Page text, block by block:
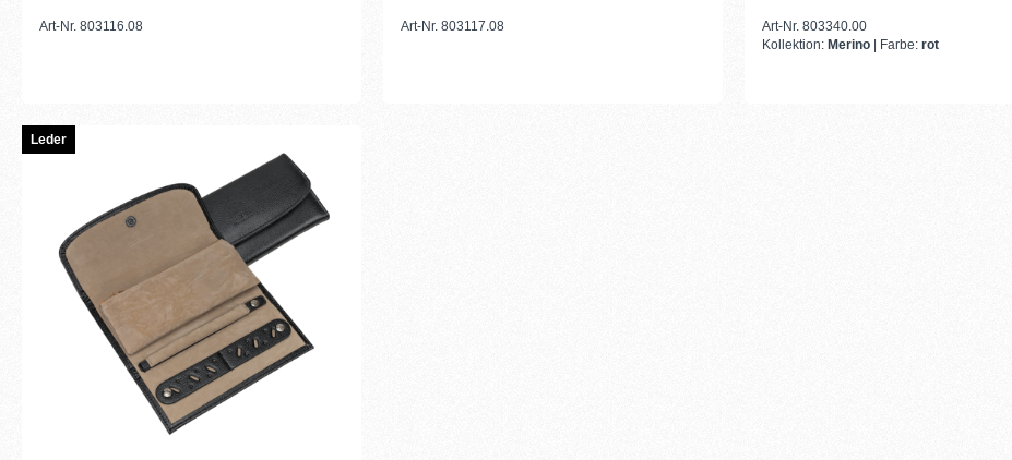
Art-Nr. 803116.08 Art-Nr. 803117.08
Art-Nr. 803340.00
Kollektion: Merino | Farbe: rot
Leder